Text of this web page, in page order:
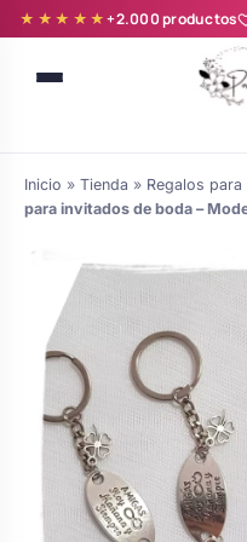
★★★★★+2.000 productos
novia y zapatillas
personalizadas
de boda
Árboles de
Comunión
Batas de
para niña
Inicio » Tienda » Regalos
para invitados de boda –